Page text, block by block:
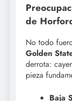
de
No todo
Golden
derrota:
pieza
Baja